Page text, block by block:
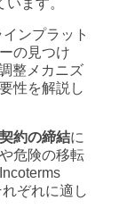
ます。
ンプラット
の見つけ
整メカニズ
性を解説し
契約の締結に
危険の移転
ぞれに適し